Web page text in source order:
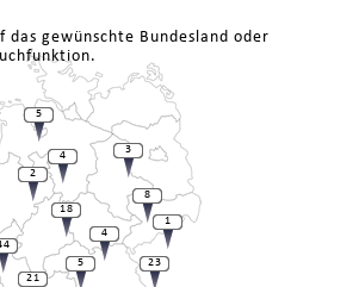
das gewünschte Bundesland oder
23
1
8
4
3
4
5
2
18
21
5